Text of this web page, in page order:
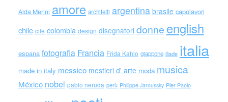
Alda Merini amore architetti argentina brasile capolavori
chile cile colombia design disegnatori donne english
espana fotografia Francia Frida Kahlo giappone iliade italia
made in italy messico mestieri d' arte moda musica
México nobel pablo neruda perù Philippe Jaroussky Pier Paolo